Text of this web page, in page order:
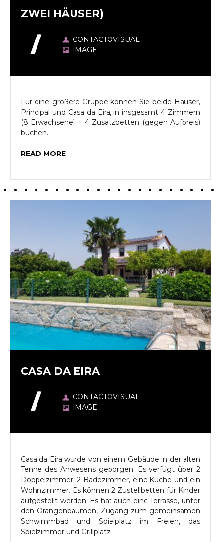
ZWEI HÄUSER)
CONTACTOVISUAL
IMAGE
Für eine größere Gruppe können Sie beide Häuser,
Principal und Casa da Eira, in insgesamt 4 Zimmern
(8 Erwachsene) + 4 Zusatzbetten (gegen Aufpreis)
buchen.
READ MORE
CASA DA EIRA
CONTACTOVISUAL
IMAGE
Casa da Eira wurde von einem Gebäude in der alten
Tenne des Anwesens geborgen. Es verfügt über 2
Doppelzimmer, 2 Badezimmer, eine Küche und ein
Wohnzimmer. Es können 2 Zustellbetten für Kinder
aufgestellt werden. Es hat auch eine Terrasse, unter
den Orangenbäumen, Zugang zum gemeinsamen
Schwimmbad und Spielplatz im Freien, das
Spielzimmer und Grillplatz.